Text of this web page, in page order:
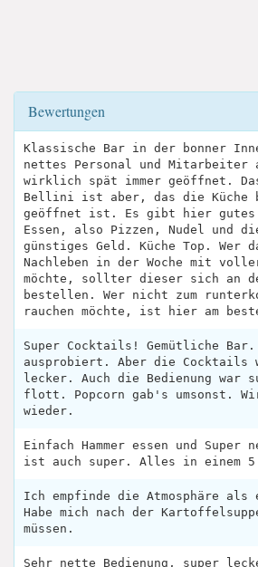
Bewertungen
Klassische Bar in der bonner
nettes Personal und Mitarbeiter
wirklich spät immer geöffnet.
Bellini ist aber, das die Küche
geöffnet ist. Es gibt hier
Essen, also Pizzen, Nudel und
günstiges Geld. Küche Top. Wer
Nachleben in der Woche mit
möchte, sollter dieser sich an
bestellen. Wer nicht zum
rauchen möchte, ist hier am
Super Cocktails! Gemütliche
ausprobiert. Aber die Cocktails
lecker. Auch die Bedienung war
flott. Popcorn gab's umsonst. Wir
wieder.
Einfach Hammer essen und Super
ist auch super. Alles in einem 5
Ich empfinde die Atmosphäre als
Habe mich nach der
müssen.
Sehr nette Bedienung, super